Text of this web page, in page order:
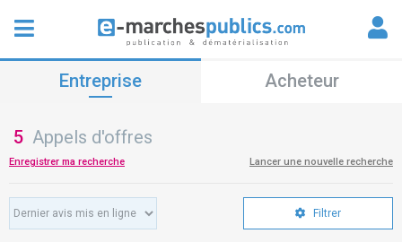
Entreprise Acheteur
5 Appels d'offres
Enregistrer ma recherche Lancer une nouvelle recherche
Filtrer